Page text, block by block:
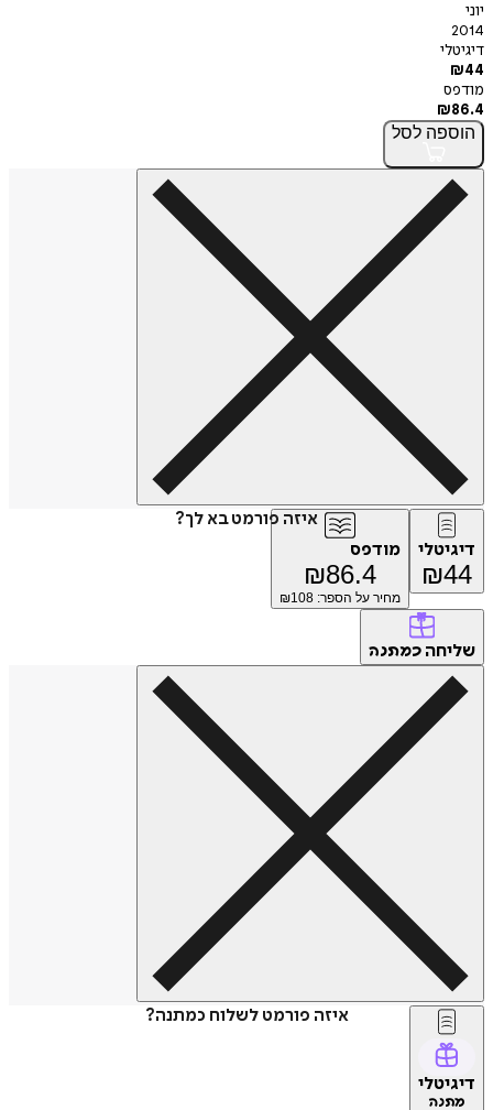
יוני
2014
דיגיטלי
₪44
מודפס
₪86.4
הוספה לסל
איזה פורמט בא לך?
דיגיטלי
₪44
מודפס
₪86.4
מחיר על הספר: ₪ 108
שליחה כמתנה
איזה פורמט לשלוח כמתנה?
דיגיטלי
מתנה